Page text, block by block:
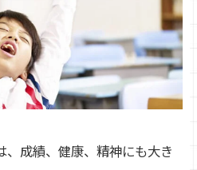
成績、健康、精神にも大き